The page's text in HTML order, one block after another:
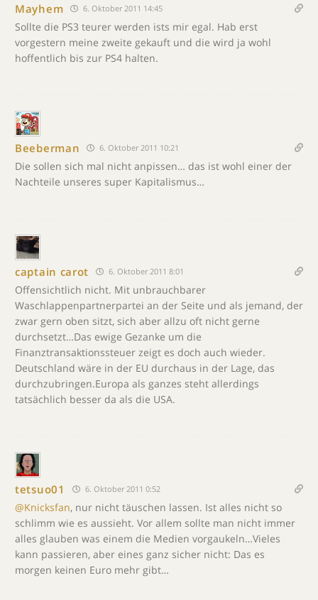
Mayhem 6. Oktober 2011 14:45
Sollte die PS3 teurer werden ists mir egal. Hab erst
vorgestern meine zweite gekauft und die wird ja wohl
hoffentlich bis zur PS4 halten.
Beeberman 6. Oktober 2011 10:21
Die sollen sich mal nicht anpissen… das ist wohl einer der
Nachteile unseres super Kapitalismus…
captain carot 6. Oktober 2011 8:01
Offensichtlich nicht. Mit unbrauchbarer
Waschlappenpartnerpartei an der Seite und als jemand, der
zwar gern oben sitzt, sich aber allzu oft nicht gerne
durchsetzt…Das ewige Gezanke um die
Finanztransaktionssteuer zeigt es doch auch wieder.
Deutschland wäre in der EU durchaus in der Lage, das
durchzubringen.Europa als ganzes steht allerdings
tatsächlich besser da als die USA.
tetsuo01 6. Oktober 2011 0:52
@Knicksfan, nur nicht täuschen lassen. Ist alles nicht so
schlimm wie es aussieht. Vor allem sollte man nicht immer
alles glauben was einem die Medien vorgaukeln…Vieles
kann passieren, aber eines ganz sicher nicht: Das es
morgen keinen Euro mehr gibt…